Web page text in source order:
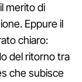
merito di
Eppure il
chiaro:
del ritorno tra
che subisce